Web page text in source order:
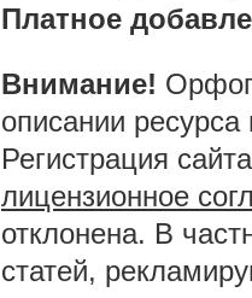
Платное
Внимание!
описании
Регистрация
лицензионное
отклонена. В
статей,